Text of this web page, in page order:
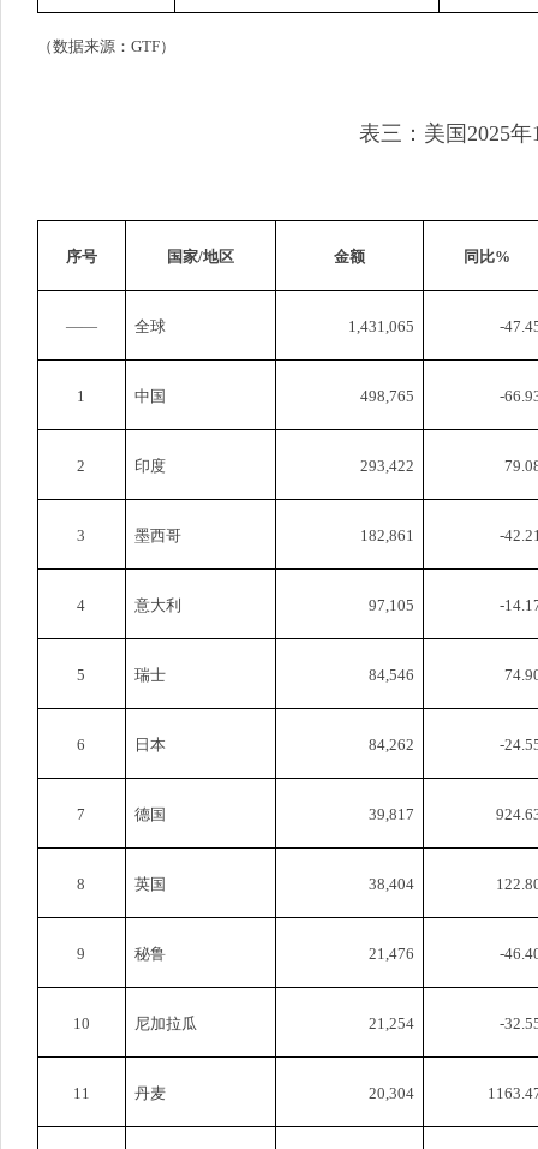
（数据来源： GTF）
表三：美国2025年
序号 国家/地区 金额 同比%
—— 全球 1,431,065 -
1 中国 498,765 -
2 印度 293,422
3 墨西哥 182,861 -
4 意大利 97,105 -
5 瑞士 84,546
6 日本 84,262 -
7 德国 39,817
8 英国 38,404
9 秘鲁 21,476 -
10 尼加拉瓜 21,254 -
11 丹麦 20,304